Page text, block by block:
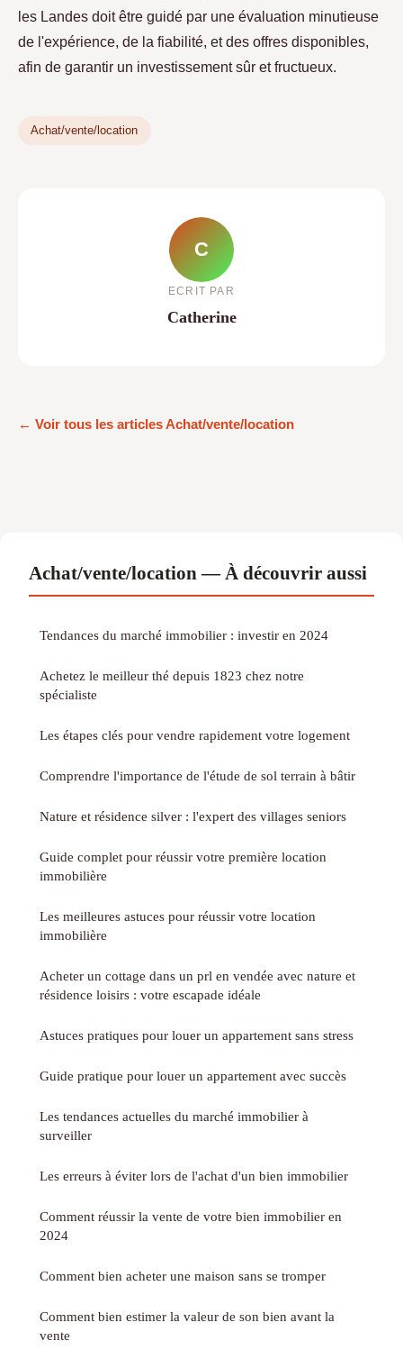
les Landes doit être guidé par une évaluation minutieuse
de l'expérience, de la fiabilité, et des offres disponibles,
afin de garantir un investissement sûr et fructueux.
Achat/vente/location
C
ECRIT PAR
Catherine
← Voir tous les articles Achat/vente/location
Achat/vente/location — À découvrir aussi
Tendances du marché immobilier : investir en 2024
Achetez le meilleur thé depuis 1823 chez notre
spécialiste
Les étapes clés pour vendre rapidement votre logement
Comprendre l'importance de l'étude de sol terrain à bâtir
Nature et résidence silver : l'expert des villages seniors
Guide complet pour réussir votre première location
immobilière
Les meilleures astuces pour réussir votre location
immobilière
Acheter un cottage dans un prl en vendée avec nature et
résidence loisirs : votre escapade idéale
Astuces pratiques pour louer un appartement sans stress
Guide pratique pour louer un appartement avec succès
Les tendances actuelles du marché immobilier à
surveiller
Les erreurs à éviter lors de l'achat d'un bien immobilier
Comment réussir la vente de votre bien immobilier en
2024
Comment bien acheter une maison sans se tromper
Comment bien estimer la valeur de son bien avant la
vente